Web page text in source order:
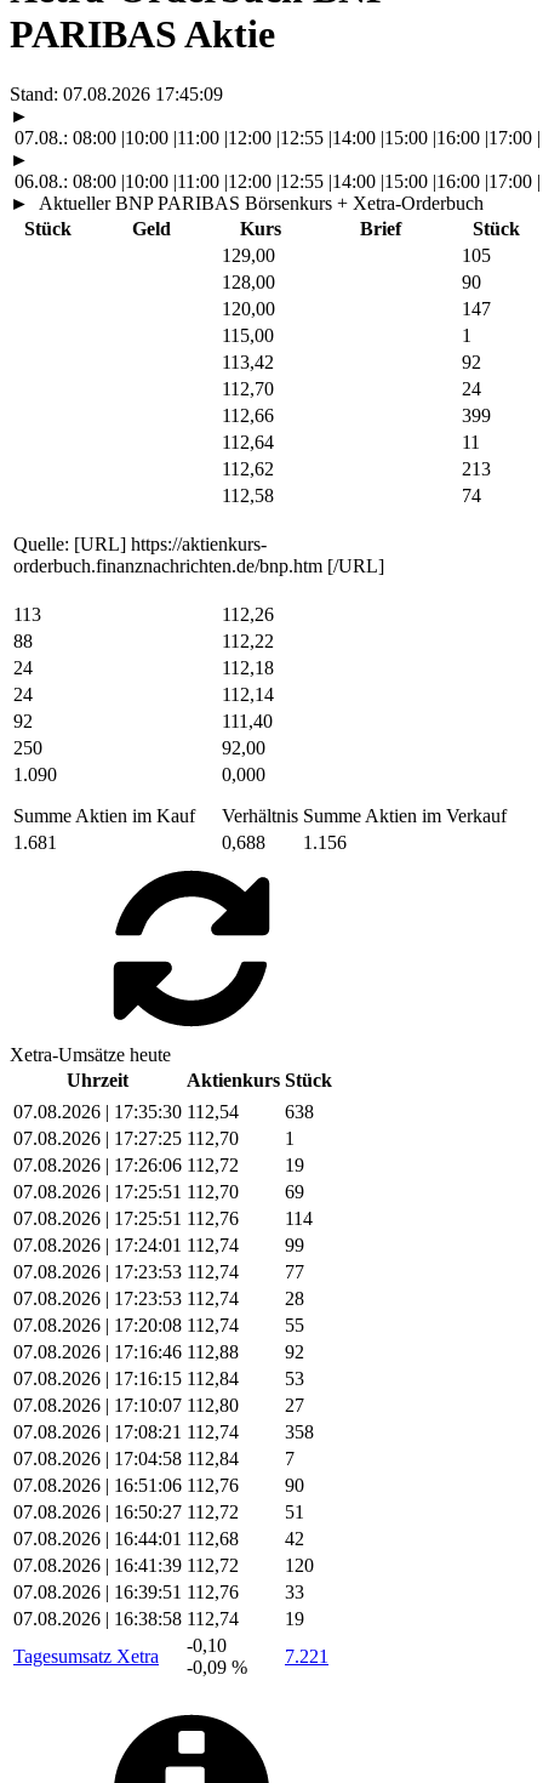
PARIBAS Aktie
Stand: 07.08.2026 17:45:09
►
07.08.: 08:00 |10:00 |11:00 |12:00 |12:55 |14:00 |15:00 |16:00 |17:00 |
►
06.08.: 08:00 |10:00 |11:00 |12:00 |12:55 |14:00 |15:00 |16:00 |17:00 |
►
Aktueller BNP PARIBAS Börsenkurs + Xetra-Orderbuch
Stück
Geld Kurs Brief
Stück
129,00
105
128,00
90
120,00
147
115,00
1
113,42
92
112,70
24
112,66
399
112,64
11
112,62
213
112,58
74
Quelle: [URL] https://aktienkurs-
orderbuch.finanznachrichten.de/bnp.htm [/URL]
113
112,26
88
112,22
24
112,18
24
112,14
92
111,40
250
92,00
1.090
0,000
Summe Aktien im Kauf
Verhältnis Summe Aktien im Verkauf
1.681
0,688 1.156
Xetra-Umsätze heute
Uhrzeit
Aktienkurs Stück
07.08.2026 | 17:35:30 112,54
638
07.08.2026 | 17:27:25 112,70
1
07.08.2026 | 17:26:06 112,72
19
07.08.2026 | 17:25:51 112,70
69
07.08.2026 | 17:25:51 112,76
114
07.08.2026 | 17:24:01 112,74
99
07.08.2026 | 17:23:53 112,74
77
07.08.2026 | 17:23:53 112,74
28
07.08.2026 | 17:20:08 112,74
55
07.08.2026 | 17:16:46 112,88
92
07.08.2026 | 17:16:15 112,84
53
07.08.2026 | 17:10:07 112,80
27
07.08.2026 | 17:08:21 112,74
358
07.08.2026 | 17:04:58 112,84
7
07.08.2026 | 16:51:06 112,76
90
07.08.2026 | 16:50:27 112,72
51
07.08.2026 | 16:44:01 112,68
42
07.08.2026 | 16:41:39 112,72
120
07.08.2026 | 16:39:51 112,76
33
07.08.2026 | 16:38:58 112,74
19
Tagesumsatz Xetra
-0,10
-0,09 %
7.221